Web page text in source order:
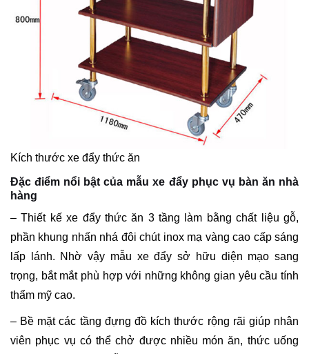
Kích thước xe đẩy thức ăn
Đặc điểm nổi bật của mẫu xe đẩy phục vụ bàn ăn nhà
hàng
– Thiết kế xe đẩy thức ăn 3 tầng làm bằng chất liệu gỗ,
phần khung nhấn nhá đôi chút inox mạ vàng cao cấp sáng
lấp lánh. Nhờ vậy mẫu xe đẩy sở hữu diện mạo sang
trọng, bắt mắt phù hợp với những không gian yêu cầu tính
thẩm mỹ cao.
– Bề mặt các tầng đựng đồ kích thước rộng rãi giúp nhân
viên phục vụ có thể chở được nhiều món ăn, thức uống